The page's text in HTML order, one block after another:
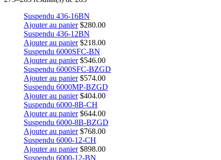
Suspendu 436-16BN
Ajouter au panier $280.00
Suspendu 436-12BN
Ajouter au panier $218.00
Suspendu 6000SFC-BN
Ajouter au panier $546.00
Suspendu 6000SFC-BZGD
Ajouter au panier $574.00
Suspendu 6000MP-BZGD
Ajouter au panier $404.00
Suspendu 6000-8B-CH
Ajouter au panier $644.00
Suspendu 6000-8B-BZGD
Ajouter au panier $768.00
Suspendu 6000-12-CH
Ajouter au panier $898.00
Suspendu 6000-12-BN